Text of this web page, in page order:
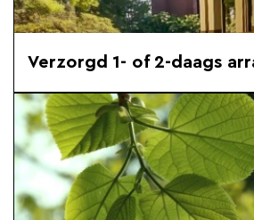
Verzorgd 1- of 2-daags